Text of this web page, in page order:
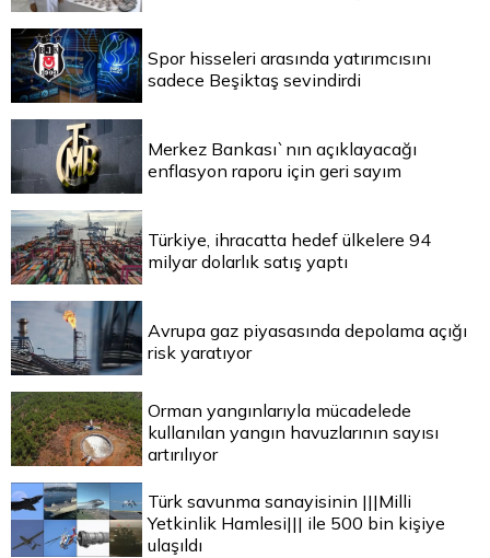
Spor hisseleri arasında yatırımcısını
sadece Beşiktaş sevindirdi
Merkez Bankası`nın açıklayacağı
enflasyon raporu için geri sayım
Türkiye, ihracatta hedef ülkelere 94
milyar dolarlık satış yaptı
Avrupa gaz piyasasında depolama açığı
risk yaratıyor
Orman yangınlarıyla mücadelede
kullanılan yangın havuzlarının sayısı
artırılıyor
Türk savunma sanayisinin |||Milli
Yetkinlik Hamlesi||| ile 500 bin kişiye
ulaşıldı